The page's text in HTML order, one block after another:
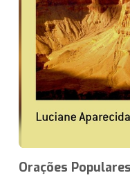
Orações